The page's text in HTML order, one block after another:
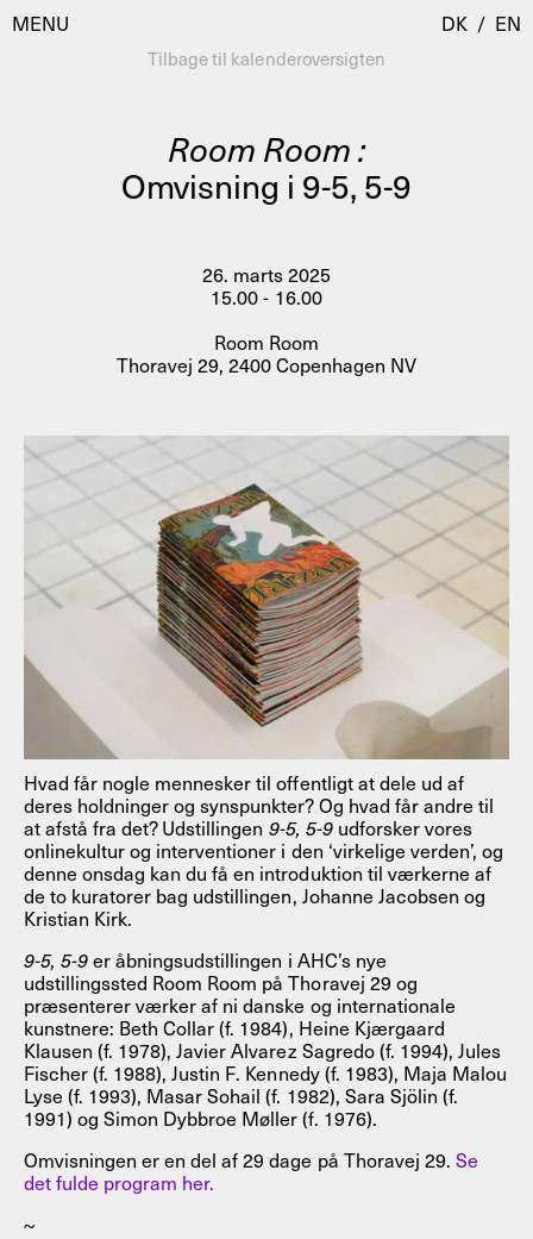
MENU
Besøg
Kalender
AHC Channel
Programmer
Residencies & Studios
Artistic Research
Public Programmes
Om
Profiler
AHC Channel Søg
DK / EN
Tilbage til kalenderoversigten
Room Room :
Omvisning i 9-5, 5-9
26. marts 2025
15.00 - 16.00
Room Room
Thoravej 29, 2400 Copenhagen NV
Hvad får nogle mennesker til offentligt at dele ud af
deres holdninger og synspunkter? Og hvad får andre til
at afstå fra det? Udstillingen 9-5, 5-9udforsker vores
onlinekultur og interventioner i den ‘virkelige verden’, og
denne onsdag kan du få en introduktion til værkerne af
de to kuratorer bag udstillingen, Johanne Jacobsen og
Kristian Kirk.
9-5, 5-9er åbningsudstillingen i AHC’s nye
udstillingssted Room Room på Thoravej 29 og
præsenterer værker af ni danske og internationale
kunstnere: Beth Collar (f. 1984), Heine Kjærgaard
Klausen (f. 1978), Javier Alvarez Sagredo (f. 1994), Jules
Fischer (f. 1988), Justin F. Kennedy (f. 1983), Maja Malou
Lyse (f. 1993), Masar Sohail (f. 1982), Sara Sjölin (f.
1991) og Simon Dybbroe Møller (f. 1976).
Omvisningen er en del af 29 dage på Thoravej 29. Se
det fulde program her.
~